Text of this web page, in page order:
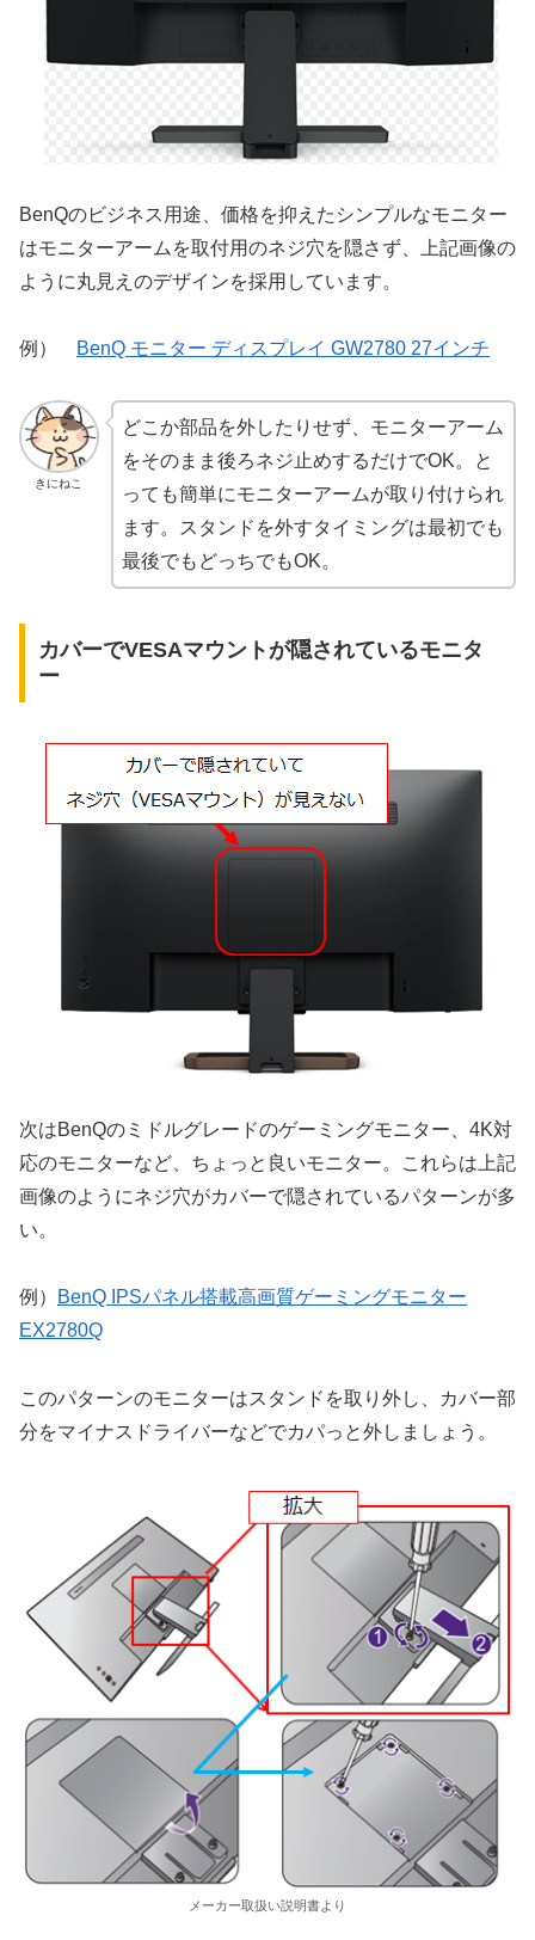
BenQのビジネス用途、価格を抑えたシンプルなモニター
はモニターアームを取付用のネジ穴を隠さず、上記画像の
ように丸見えのデザインを採用しています。
例） BenQ モニター ディスプレイ GW2780 27インチ
きにねこ
どこか部品を外したりせず、モニターアーム
をそのまま後ろネジ止めするだけでOK。と
っても簡単にモニターアームが取り付けられ
ます。スタンドを外すタイミングは最初でも
最後でもどっちでもOK。
カバーでVESAマウントが隠されているモニタ
ー
次はBenQのミドルグレードのゲーミングモニター、4K対
応のモニターなど、ちょっと良いモニター。これらは上記
画像のようにネジ穴がカバーで隠されているパターンが多
い。
例）
BenQ IPSパネル搭載高画質ゲーミングモニター
EX2780Q
このパターンのモニターはスタンドを取り外し、カバー部
分をマイナスドライバーなどでカパっと外しましょう。
メーカー取扱い説明書より